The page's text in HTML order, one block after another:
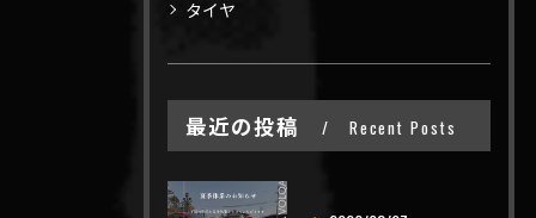
タイヤ
最近の投稿 Recent Posts